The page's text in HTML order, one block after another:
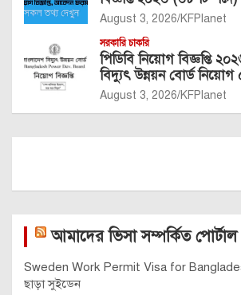
August 3, 2026 KFPlanet
সরকারি চাকরি
পিডিবি নিয়োগ বিজ্ঞপ্তি
বিদ্যুৎ উন্নয়ন বোর্ড
August 3, 2026 KFPlanet
আমাদের ভিসা সম্পর্কিত পোর্টাল
Sweden Work Permit Visa for
ছাড়া সুইডেন